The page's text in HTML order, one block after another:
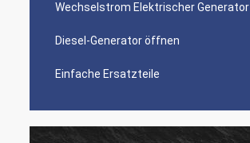
Wechselstrom Elektrischer Generator
Diesel-Generator öffnen
Einfache Ersatzteile